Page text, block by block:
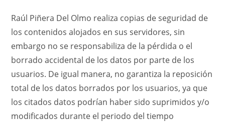
Raúl Piñera Del Olmo realiza copias de seguridad de
los contenidos alojados en sus servidores, sin
embargo no se responsabiliza de la pérdida o el
borrado accidental de los datos por parte de los
usuarios. De igual manera, no garantiza la reposición
total de los datos borrados por los usuarios, ya que
los citados datos podrían haber sido suprimidos y/o
modificados durante el periodo del tiempo